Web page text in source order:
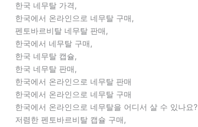
한국 네무탈 가격,
한국에서 온라인으로 네무탈 구매,
펜토바르비탈 네무탈 판매,
한국에서 네무탈 구매,
한국 네무탈 캡슐,
한국 네무탈 판매,
한국에서 온라인으로 네무탈 판매
한국에서 온라인으로 네무탈 구매
한국에서 온라인으로 네무탈을 어디서 살 수 있나요?
저렴한 펜토바르비탈 캡슐 구매,